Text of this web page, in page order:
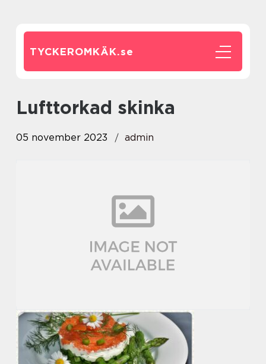
TYCKEROMKÄK.se
lufttorkad skinka
05 november 2023 admin